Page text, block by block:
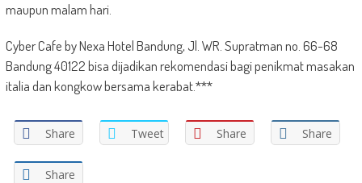
maupun malam hari.
Cyber Cafe by Nexa Hotel Bandung, Jl. WR. Supratman no. 66-68
Bandung 40122 bisa dijadikan rekomendasi bagi penikmat masakan
italia dan kongkow bersama kerabat.***
Share Tweet Share Share
Share